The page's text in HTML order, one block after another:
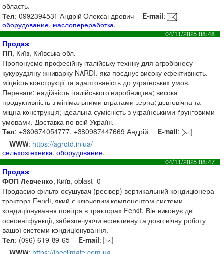
область.
Тел: 0992394531 Андрій Олександрович E-mail:
оборудование, маслопереработка,
04/11/2025 08:48
Продаж
ПП, Київ, Київська обл.
Пропонуємо професійну італійську техніку для агробізнесу —
кукурудзяну жниварку NARDI, яка поєднує високу ефективність,
міцність конструкції та адаптованість до українських умов.
Переваги: надійність італійського виробництва; висока
продуктивність з мінімальними втратами зерна; довговічна та
міцна конструкція; ідеальна сумісність з українськими ґрунтовими
умовами. Доставка по всій Україні.
Тел: +380674054777, +380987447669 Андрій E-mail:
WWW: https://agrotd.in.ua/
сельхозтехника,оборудование,
04/11/2025 08:47
Продаж
ФОП Левченко, Київ, oblast_0
Продаємо фільтр-осушувач (ресівер) вертикальний кондиціонера
трактора Fendt, який є ключовим компонентом системи
кондиціонування повітря в тракторах Fendt. Він виконує дві
основні функції, забезпечуючи ефективну та довговічну роботу
вашої системи кондиціонування.
Тел: (096) 619-89-65 E-mail:
WWW: https://theclimate.com.ua